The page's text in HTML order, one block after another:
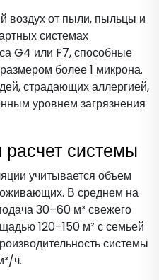
воздух от пыли, пыльцы и
системах
G4 или F7, способные
более 1 микрона.
страдающих аллергией,
уровнем загрязнения
системы
учитывается объем
В среднем на
30–60 м³ свежего
120–150 м² с семьей
системы
ч.